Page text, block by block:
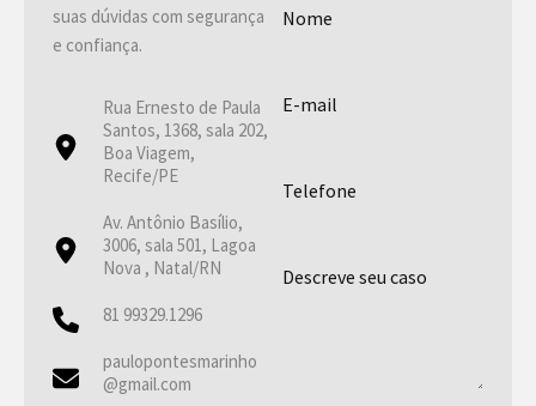
suas dúvidas com segurança
e confiança.
Rua Ernesto de Paula
Santos, 1368, sala 202,
Boa Viagem,
Recife/PE
Av. Antônio Basílio,
3006, sala 501, Lagoa
Nova , Natal/RN
81 99329.1296
paulopontesmarinho
@gmail.com